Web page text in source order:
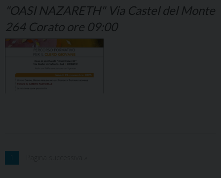
"OASI NAZARETH" Via Castel del Monte
264 Corato ore 09:00
1